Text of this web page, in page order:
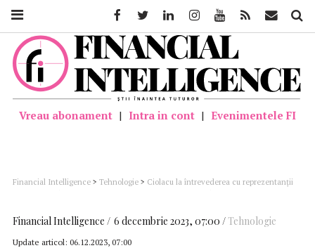
Vreau abonament | Intra in cont | Evenimentele FI
Financial Intelligence > Tehnologie > Ciolacu la întrevederea cu reprezentanţii
Financial Intelligence 6 decembrie 2023, 07:00 Tehnologie
Update articol: 06.12.2023, 07:00
FacebookTwitter LinkedinInstagramYoutube Feed Mail